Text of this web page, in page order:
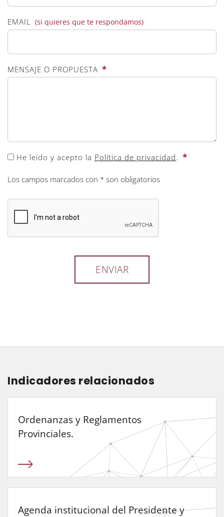
EMAIL (si quieres que te respondamos)
MENSAJE O PROPUESTA *
He leído y acepto la Política de privacidad. *
Los campos marcados con * son obligatorios
Indicadores relacionados
Ordenanzas y Reglamentos
Provinciales.
Agenda institucional del Presidente y